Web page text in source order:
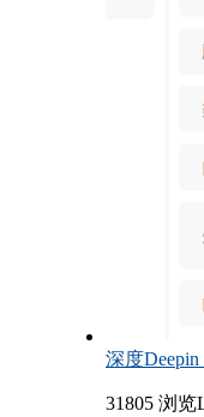
深度
31805 浏览